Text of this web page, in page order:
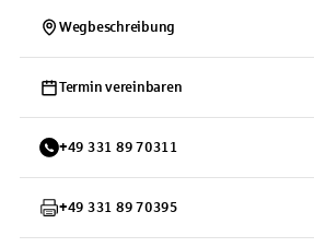
Wegbeschreibung
Termin vereinbaren
+49 331 89 70311
+49 331 89 70395